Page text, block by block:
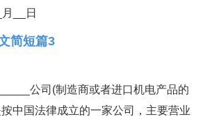
__日
简短篇3
公司(制造商或者进口机电产品的
中国法律成立的一家公司，主要营业